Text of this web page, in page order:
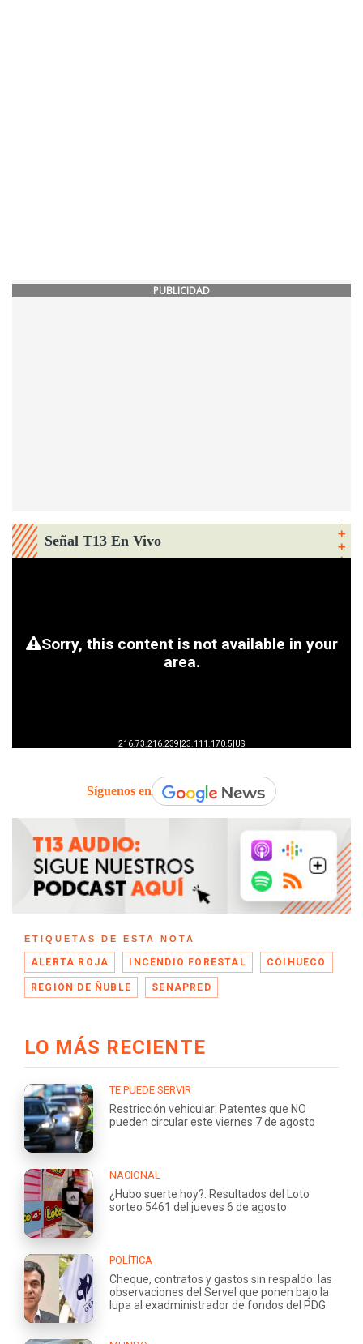
PUBLICIDAD
Señal T13 En Vivo
Síguenos en
ETIQUETAS DE ESTA NOTA
ALERTA ROJA INCENDIO FORESTAL COIHUECO
REGIÓN DE ÑUBLE SENAPRED
LO MÁS RECIENTE
TE PUEDE SERVIR
Restricción vehicular: Patentes que NO
pueden circular este viernes 7 de agosto
NACIONAL
¿Hubo suerte hoy?: Resultados del Loto
sorteo 5461 del jueves 6 de agosto
POLÍTICA
Cheque, contratos y gastos sin respaldo: las
observaciones del Servel que ponen bajo la
lupa al exadministrador de fondos del PDG